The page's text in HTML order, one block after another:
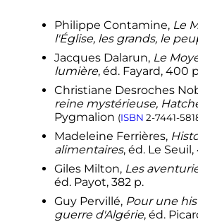
Philippe Contamine, Le
l'Église, les grands, le
Jacques Dalarun, Le
lumière, éd. Fayard, 400
Christiane Desroches
reine mystérieuse,
Pygmalion (ISBN 2-7441-
Madeleine Ferrières,
alimentaires, éd. Le
Giles Milton, Les
éd. Payot, 382 p.
Guy Pervillé, Pour une
guerre d'Algérie, éd.